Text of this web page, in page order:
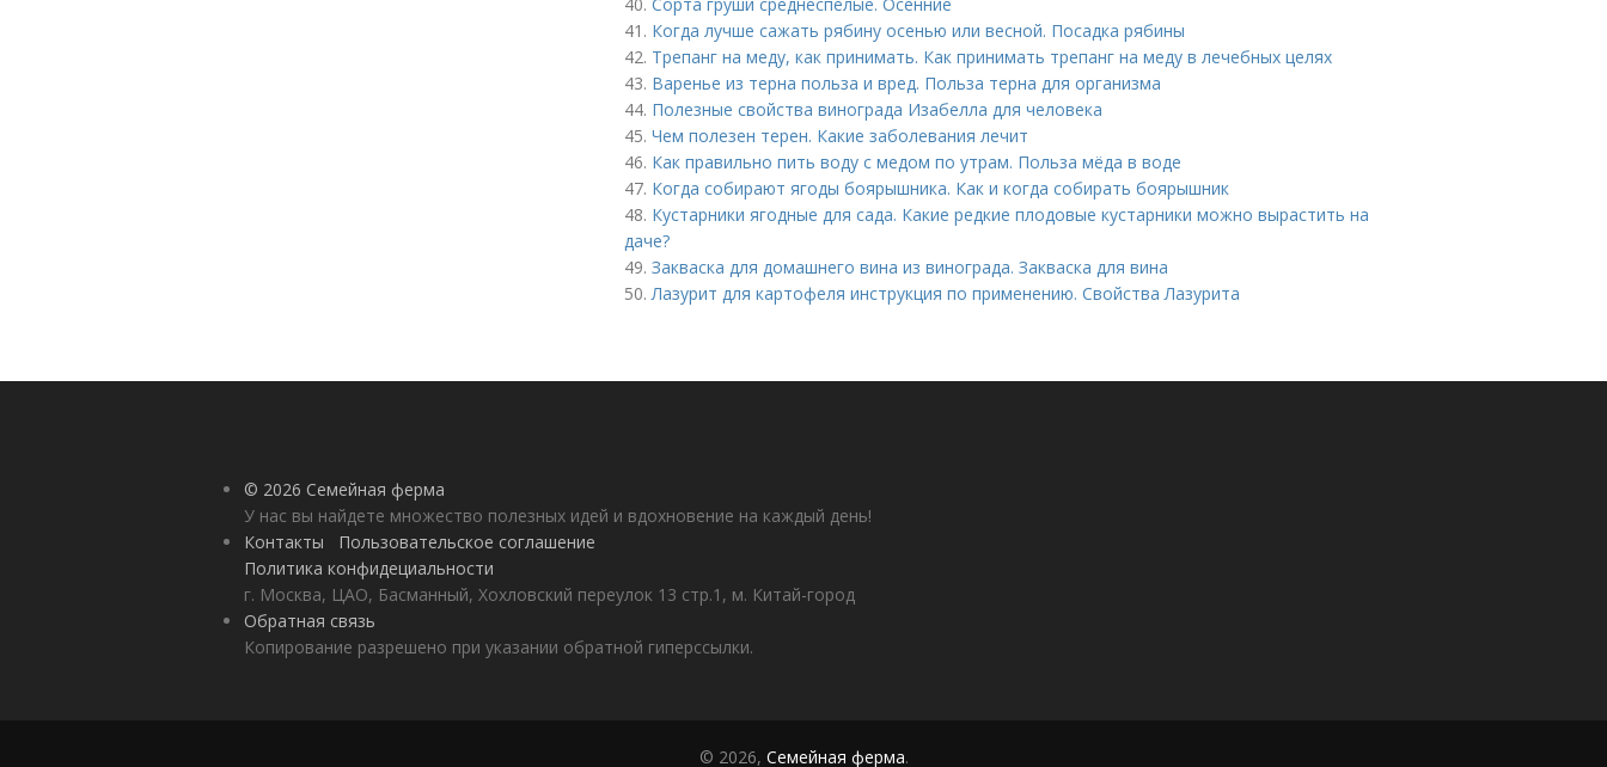
41. Когда лучше сажать рябину осенью или весной. Посадка рябины
42. Трепанг на меду, как принимать. Как принимать трепанг на меду в лечебных целях
43. Варенье из терна польза и вред. Польза терна для организма
44. Полезные свойства винограда Изабелла для человека
45. Чем полезен терен. Какие заболевания лечит
46. Как правильно пить воду с медом по утрам. Польза мёда в воде
47. Когда собирают ягоды боярышника. Как и когда собирать боярышник
48. Кустарники ягодные для сада. Какие редкие плодовые кустарники можно вырастить на
даче?
49. Закваска для домашнего вина из винограда. Закваска для вина
50.Лазурит для картофеля инструкция по применению. Свойства Лазурита
© 2026 Семейная ферма
У нас вы найдете множество полезных идей и вдохновение на каждый день!
Контакты
Пользовательское соглашение
Политика конфидециальности
г. Москва, ЦАО, Басманный, Хохловский переулок 13 стр.1, м. Китай-город
Обратная связь
Копирование разрешено при указании обратной гиперссылки.
© 2026, Семейная ферма.